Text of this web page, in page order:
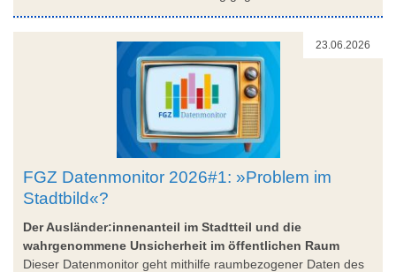
23.06.2026
FGZ Datenmonitor 2026#1: »Problem im
Stadtbild«?
Der Ausländer:innenanteil im Stadtteil und die
wahrgenommene Unsicherheit im öffentlichen Raum
Dieser Datenmonitor geht mithilfe raumbezogener Daten des